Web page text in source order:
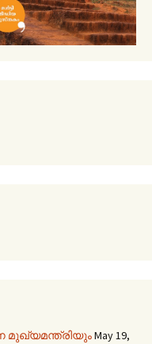
മുഖ്യമന്ത്രിയുംMay 19,